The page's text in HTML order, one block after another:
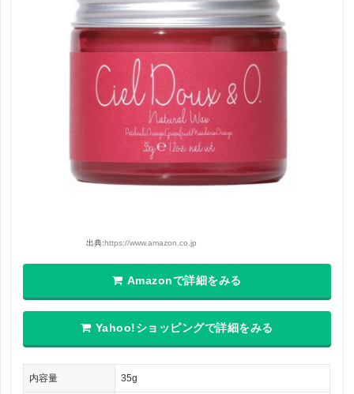
出典:https://www.amazon.co.jp
Amazonで詳細をみる
Yahoo!ショッピングで詳細をみる
内容量 35g